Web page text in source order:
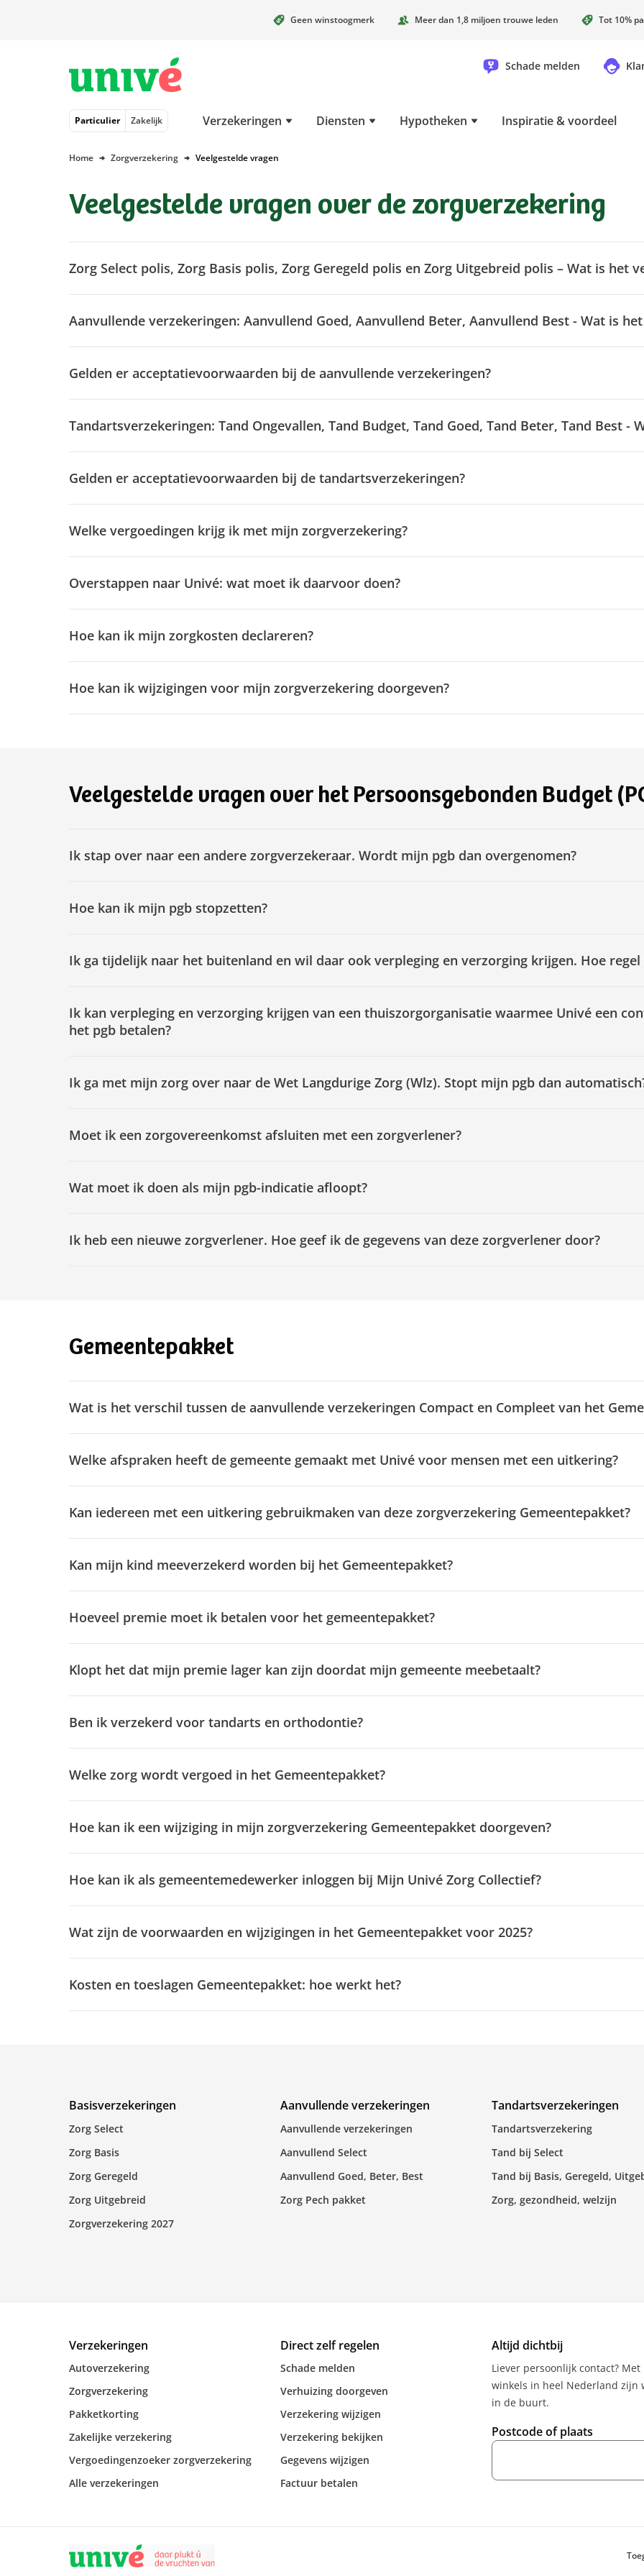
Geen winstoogmerk Meer dan 1,8 miljoen trouwe leden Tot 10%
Schade melden
Particulier Zakelijk Verzekeringen Diensten Hypotheken Inspiratie & voordeel
Home Zorgverzekering Veelgestelde vragen
Veelgestelde vragen over de zorgverzekering
Zorg Select polis, Zorg Basis polis, Zorg Geregeld polis en Zorg Uitgebreid polis – Wat is het
Aanvullende verzekeringen: Aanvullend Goed, Aanvullend Beter, Aanvullend Best - Wat is
Gelden er acceptatievoorwaarden bij de aanvullende verzekeringen?
Tandartsverzekeringen: Tand Ongevallen, Tand Budget, Tand Goed, Tand Beter, Tand Best -
Gelden er acceptatievoorwaarden bij de tandartsverzekeringen?
Welke vergoedingen krijg ik met mijn zorgverzekering?
Overstappen naar Univé: wat moet ik daarvoor doen?
Hoe kan ik mijn zorgkosten declareren?
Hoe kan ik wijzigingen voor mijn zorgverzekering doorgeven?
Veelgestelde vragen over het Persoonsgebonden Budget
Ik stap over naar een andere zorgverzekeraar. Wordt mijn pgb dan overgenomen?
Hoe kan ik mijn pgb stopzetten?
Ik ga tijdelijk naar het buitenland en wil daar ook verpleging en verzorging krijgen. Hoe regel
Ik kan verpleging en verzorging krijgen van een thuiszorgorganisatie waarmee Univé een
het pgb betalen?
Ik ga met mijn zorg over naar de Wet Langdurige Zorg (Wlz). Stopt mijn pgb dan
Moet ik een zorgovereenkomst afsluiten met een zorgverlener?
Wat moet ik doen als mijn pgb-indicatie afloopt?
Ik heb een nieuwe zorgverlener. Hoe geef ik de gegevens van deze zorgverlener door?
Gemeentepakket
Wat is het verschil tussen de aanvullende verzekeringen Compact en Compleet van het
Welke afspraken heeft de gemeente gemaakt met Univé voor mensen met een uitkering?
Kan iedereen met een uitkering gebruikmaken van deze zorgverzekering Gemeentepakket?
Kan mijn kind meeverzekerd worden bij het Gemeentepakket?
Hoeveel premie moet ik betalen voor het gemeentepakket?
Klopt het dat mijn premie lager kan zijn doordat mijn gemeente meebetaalt?
Ben ik verzekerd voor tandarts en orthodontie?
Welke zorg wordt vergoed in het Gemeentepakket?
Hoe kan ik een wijziging in mijn zorgverzekering Gemeentepakket doorgeven?
Hoe kan ik als gemeentemedewerker inloggen bij Mijn Univé Zorg Collectief?
Wat zijn de voorwaarden en wijzigingen in het Gemeentepakket voor 2025?
Kosten en toeslagen Gemeentepakket: hoe werkt het?
Basisverzekeringen
Zorg Select
Zorg Basis
Zorg Geregeld
Zorg Uitgebreid
Zorgverzekering 2027
Aanvullende verzekeringen
Aanvullende verzekeringen
Aanvullend Select
Aanvullend Goed, Beter, Best
Zorg Pech pakket
Tandartsverzekeringen
Tandartsverzekering
Tand bij Select
Tand bij Basis, Geregeld,
Zorg, gezondheid, welzijn
Verzekeringen
Autoverzekering
Zorgverzekering
Pakketkorting
Zakelijke verzekering
Vergoedingenzoeker zorgverzekering
Alle verzekeringen
Direct zelf regelen
Schade melden
Verhuizing doorgeven
Verzekering wijzigen
Verzekering bekijken
Gegevens wijzigen
Factuur betalen
Altijd dichtbij
Liever persoonlijk contact? Met
winkels in heel Nederland zijn
in de buurt.
Postcode of plaats